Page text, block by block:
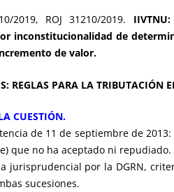
2019, ROJ 31210/2019.
inconstitucionalidad de
de valor.
REGLAS PARA LA TRIBUTACIÓN
CUESTIÓN.
de 11 de septiembre de
que no ha aceptado ni repudiado.
jurisprudencial por la DGRN,
sucesiones.